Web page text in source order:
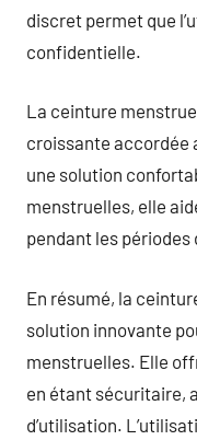
discret permet que
confidentielle.
La ceinture
croissante accordée
une solution
menstruelles, elle
pendant les périodes
En résumé, la
solution innovante
menstruelles. Elle
en étant sécuritaire,
d’utilisation.